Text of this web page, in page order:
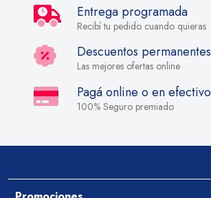
Entrega programada
Recibí tu pedido cuando quieras
Descuentos permanentes
Las mejores ofertas online
Pagá online o en efectivo
100% Seguro premiado